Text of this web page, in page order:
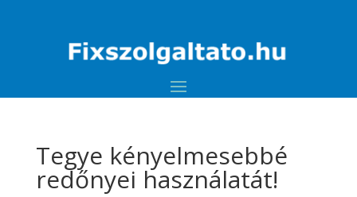
Tegye kényelmesebbé
redőnyei használatát!